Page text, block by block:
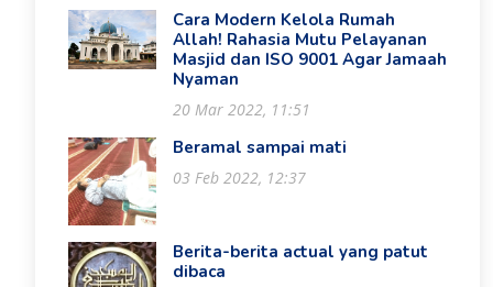
Cara Modern Kelola Rumah
Allah! Rahasia Mutu Pelayanan
Masjid dan ISO 9001 Agar Jamaah
Nyaman
20 Mar 2022, 11:51
Beramal sampai mati
03 Feb 2022, 12:37
Berita-berita actual yang patut
dibaca